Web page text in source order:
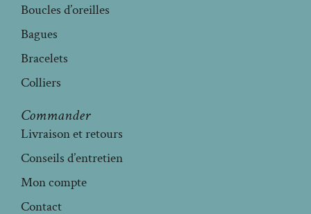
Boucles d’oreilles
Bagues
Bracelets
Colliers
Commander
Livraison et retours
Conseils d’entretien
Mon compte
Contact